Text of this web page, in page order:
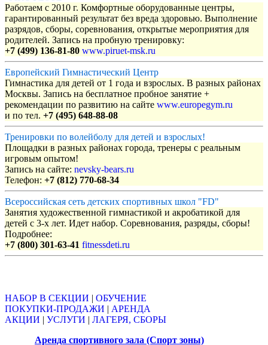
Работаем с 2010 г. Комфортные оборудованные центры,
гарантированный результат без вреда здоровью. Выполнение
разрядов, сборы, соревнования, открытые мероприятия для
родителей. Запись на пробную тренировку:
+7 (499) 136-81-80 www.piruet-msk.ru
Европейский Гимнастический Центр
Гимнастика для детей от 1 года и взрослых. В разных районах
Москвы. Запись на бесплатное пробное занятие +
рекомендации по развитию на сайте www.europegym.ru
и по тел. +7 (495) 648-88-08
Тренировки по волейболу для детей и взрослых!
Площадки в разных районах города, тренеры с реальным
игровым опытом!
Запись на сайте: nevsky-bears.ru
Телефон: +7 (812) 770-68-34
Всероссийская сеть детских спортивных школ "FD"
Занятия художественной гимнастикой и акробатикой для
детей с 3-х лет. Идет набор. Соревнования, разряды, сборы!
Подробнее:
+7 (800) 301-63-41 fitnessdeti.ru
НАБОР В СЕКЦИИ | ОБУЧЕНИЕ
ПОКУПКИ-ПРОДАЖИ | АРЕНДА
АКЦИИ | УСЛУГИ | ЛАГЕРЯ, СБОРЫ
Аренда спортивного зала (Спорт зоны)